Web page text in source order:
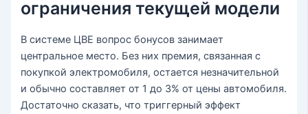
ограничения текущей модели
В системе ЦВЕ вопрос бонусов занимает
центральное место. Без них премия, связанная с
покупкой электромобиля, остается незначительной
и обычно составляет от 1 до 3% от цены автомобиля.
Достаточно сказать, что триггерный эффект